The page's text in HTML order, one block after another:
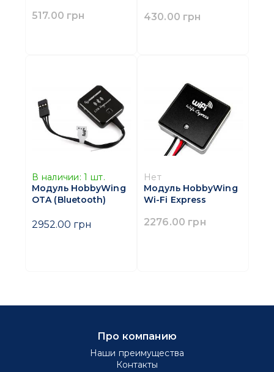
517.00 грн 430.00 грн
В наличии: 1 шт.
Модуль HobbyWing
OTA (Bluetooth)
2952.00 грн
Нет
Модуль HobbyWing
Wi-Fi Express
2276.00 грн
Про компанию
Наши преимущества
Контакты